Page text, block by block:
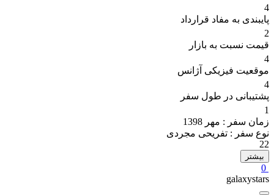
4
پایبندی به مفاد قرارداد
2
قیمت نسبت به بازار
4
موقعیت فیزیکی آژانس
4
پشتیبانی در طول سفر
1
زمان سفر : مهر 1398
نوع سفر : تفریحی مجردی
22
بیشتر
0
galaxystars